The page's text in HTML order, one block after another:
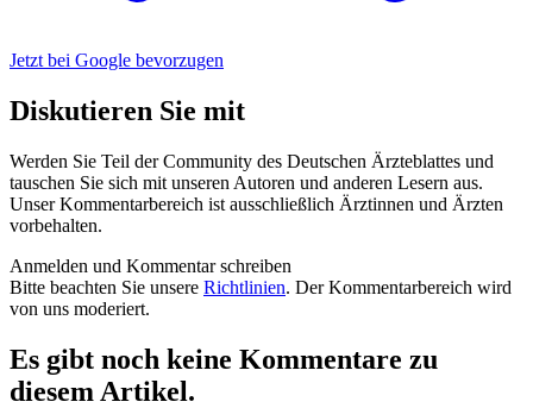
Jetzt bei Google bevorzugen
Diskutieren Sie mit
Werden Sie Teil der Community des Deutschen Ärzteblattes und
tauschen Sie sich mit unseren Autoren und anderen Lesern aus.
Unser Kommentarbereich ist ausschließlich Ärztinnen und Ärzten
vorbehalten.
Anmelden und Kommentar schreiben
Bitte beachten Sie unsere Richtlinien. Der Kommentarbereich wird
von uns moderiert.
Es gibt noch keine Kommentare zu
diesem Artikel.